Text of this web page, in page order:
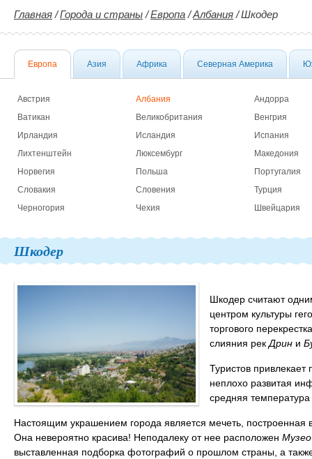
Главная /Города и страны /Европа /Албания /Шкодер
Европа Азия Африка Северная Америка
Австрия Албания
Андорра
Ватикан
Великобритания
Венгрия
Ирландия
Исландия
Испания
Лихтенштейн
Люксембург
Македония
Норвегия
Польша
Португалия
Словакия
Словения
Турция
Черногория
Чехия Швейцария
Шкодер
Шкодер считают
центром культуры
торгового
слияния рек Дрин и
Туристов
неплохо развитая
средняя
Настоящим украшением города является мечеть,
Она невероятно красива! Неподалеку от нее расположен
выставленная подборка фотографий о прошлом страны, а также